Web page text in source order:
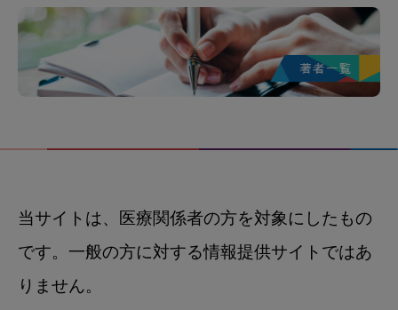
当サイトは、医療関係者の方を対象にしたもの
です。一般の方に対する情報提供サイトではあ
りません。